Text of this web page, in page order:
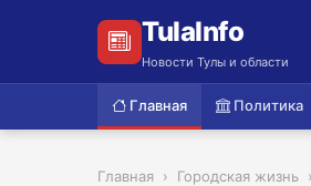
TulaInfo
Новости Тулы и области
Главная Политика
Главная Городская жизнь